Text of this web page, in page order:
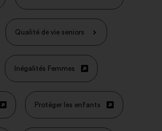
Qualité de vie seniors
Inégalités Femmes
вкладці
Protéger les enfants